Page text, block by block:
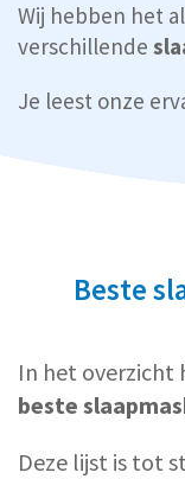
Wij hebben het
verschillende
Je leest onze
Beste
In het overzicht
beste
Deze lijst is tot